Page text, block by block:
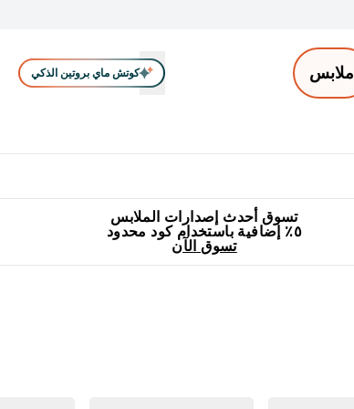
ملابس كوتش ماي بروتين الذكي
تسوق أحدث إصدارات الملابس
٥٪ إضافية باستخدام كود محدود
تسوق الآن